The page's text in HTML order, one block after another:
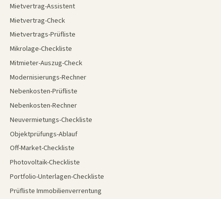
Mietvertrag-Assistent
Mietvertrag-Check
Mietvertrags-Prüfliste
Mikrolage-Checkliste
Mitmieter-Auszug-Check
Modernisierungs-Rechner
Nebenkosten-Prüfliste
Nebenkosten-Rechner
Neuvermietungs-Checkliste
Objektprüfungs-Ablauf
Off-Market-Checkliste
Photovoltaik-Checkliste
Portfolio-Unterlagen-Checkliste
Prüfliste Immobilienverrentung